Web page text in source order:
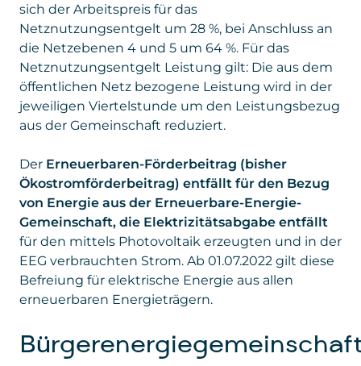
sich der Arbeitspreis für das
Netznutzungsentgelt um 28 %, bei Anschluss an
die Netzebenen 4 und 5 um 64 %. Für das
Netznutzungsentgelt Leistung gilt: Die aus dem
öffentlichen Netz bezogene Leistung wird in der
jeweiligen Viertelstunde um den Leistungsbezug
aus der Gemeinschaft reduziert.
Der Erneuerbaren-Förderbeitrag (bisher
Ökostromförderbeitrag) entfällt für den Bezug
von Energie aus der Erneuerbare-Energie-
Gemeinschaft, die Elektrizitätsabgabe entfällt
für den mittels Photovoltaik erzeugten und in der
EEG verbrauchten Strom. Ab 01.07.2022 gilt diese
Befreiung für elektrische Energie aus allen
erneuerbaren Energieträgern.